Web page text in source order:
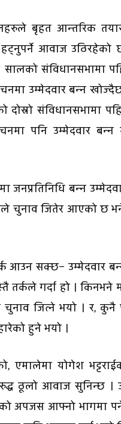
बृहत आन्तरिक
आवाज उठिरहेको
सालको
उम्मेदवार बन्न
दोस्रो संविधानसभामा
पनि उम्मेदवार
जनप्रतिनिधि बन्न
चुनाव जितेर आएको
आउन सक्छ– उम्मेदवार
गर्दा हो । किनभने
जित्ने भयो । र, कुनै
हुने भयो ।
एमालेमा योगेश
ठूलो आवाज
अपजस आफ्नो भागमा